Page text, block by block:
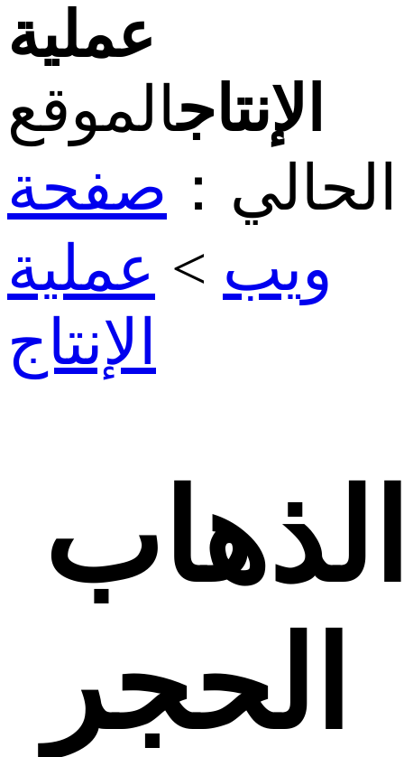
عملية
الإنتاجالموقع
الحالي： صفحة
ويب > عملية
الإنتاج
الحجر